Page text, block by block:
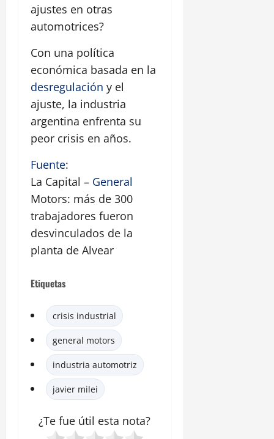
ajustes en otras
automotrices?
Con una política
económica basada en la
desregulación y el
ajuste, la industria
argentina enfrenta su
peor crisis en años.
Fuente:
La Capital – General
Motors: más de 300
trabajadores fueron
desvinculados de la
planta de Alvear
Etiquetas
crisis industrial
general motors
industria automotriz
javier milei
¿Te fue útil esta nota?